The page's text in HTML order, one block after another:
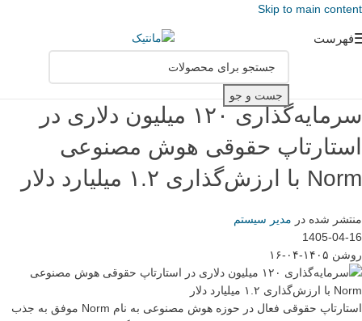
Skip to main content
فهرست
جست و جو
سرمایه‌گذاری ۱۲۰ میلیون دلاری در
استارتاپ حقوقی هوش مصنوعی
Norm با ارزش‌گذاری ۱.۲ میلیارد دلار
منتشر شده در مدیر سیستم
1405-04-16
روشن ۱۴۰۵-۰۴-۱۶
استارتاپ حقوقی فعال در حوزه هوش مصنوعی به نام Norm موفق به جذب